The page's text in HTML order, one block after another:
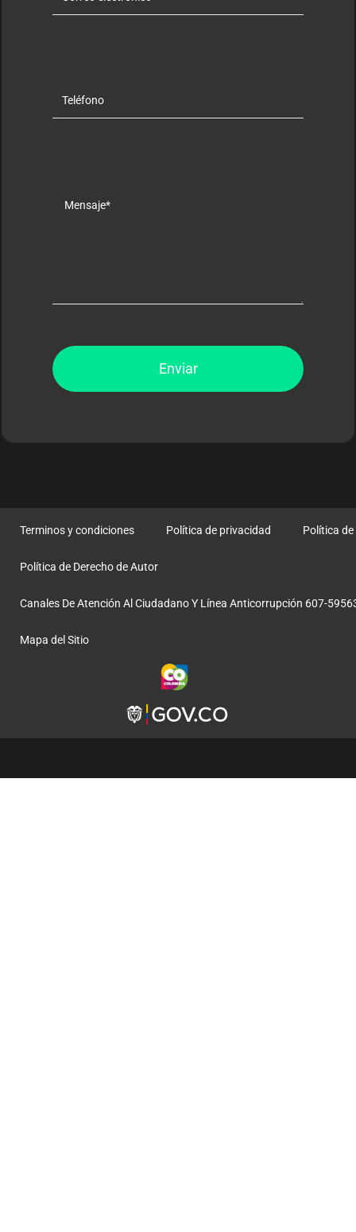
Enviar
Terminos y condiciones Política de privacidad Política
Política de Derecho de Autor
Canales De Atención Al Ciudadano Y Línea Anticorrupción 607-
Mapa del Sitio